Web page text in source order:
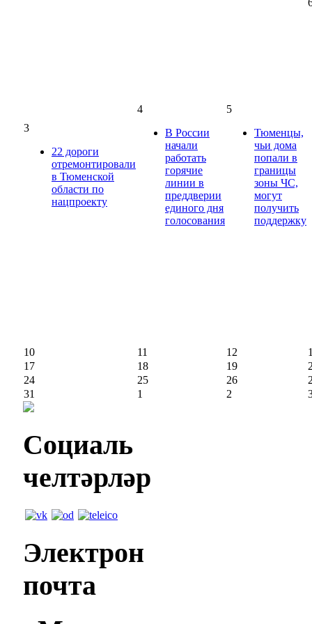
3
22 дороги
отремонтировали
в Тюменской
области по
нацпроекту
4
В России
начали
работать
горячие
линии в
преддверии
единого дня
голосования
5
Тюменцы,
чьи дома
попали в
границы
зоны ЧС,
могут
получить
поддержку
10 11 12
17
18 19
24
25 26
31
1 2
Социаль
челтәрләр
Электрон
почта